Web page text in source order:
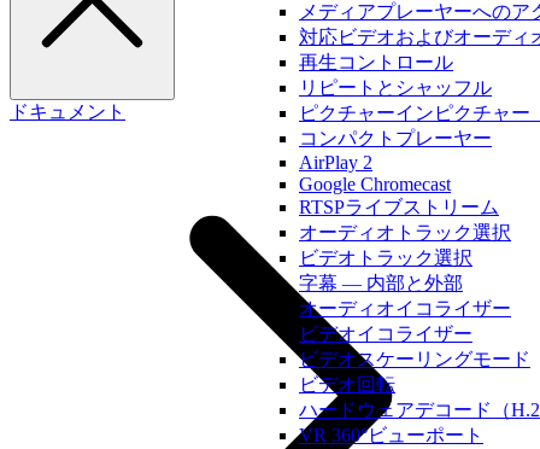
メディアプレーヤーへのア
対応ビデオおよびオーディ
再生コントロール
リピートとシャッフル
ピクチャーインピクチャー
コンパクトプレーヤー
AirPlay 2
Google Chromecast
RTSPライブストリーム
オーディオトラック選択
ビデオトラック選択
字幕 — 内部と外部
オーディオイコライザー
ビデオイコライザー
ビデオスケーリングモード
ビデオ回転
ハードウェアデコード（
VR 360°ビューポート
ドキュメント